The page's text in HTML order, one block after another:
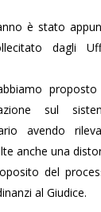
è stato
dagli
sul
avendo
anche una
del
al Giudice.